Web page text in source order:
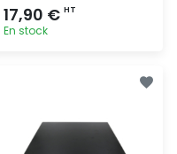
17,90 € HT
En stock